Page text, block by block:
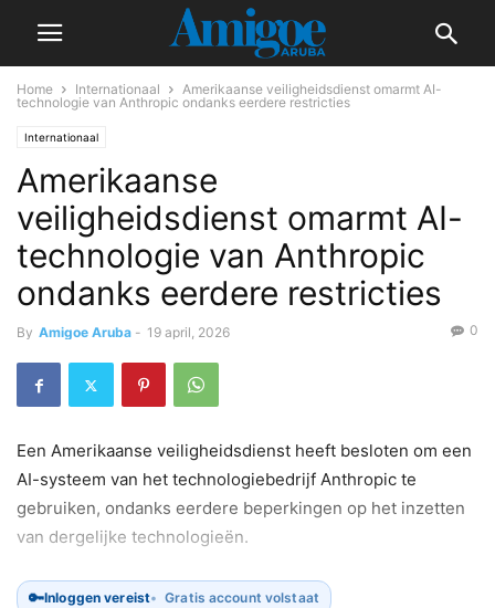
Home Internationaal
Amerikaanse veiligheidsdienst omarmt AI-
technologie van Anthropic ondanks eerdere restricties
Internationaal
Amerikaanse
veiligheidsdienst omarmt AI-
technologie van Anthropic
ondanks eerdere restricties
By Amigoe Aruba - 19 april, 2026 0
Een Amerikaanse veiligheidsdienst heeft besloten om een
AI-systeem van het technologiebedrijf Anthropic te
gebruiken, ondanks eerdere beperkingen op het inzetten
van dergelijke technologieën.
🔑Inloggen vereist Gratis account volstaat